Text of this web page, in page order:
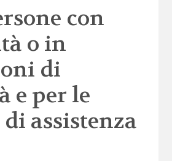
con
o in
di
e per le
assistenza